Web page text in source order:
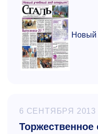
Новый
6 СЕНТЯБРЯ 2013
Торжественное